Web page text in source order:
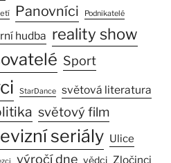
Panovníci Podnikatelé
hudba reality show
Sport
StarDance světová literatura
světový film
seriály Ulice
výročí dne vědci Zločinci